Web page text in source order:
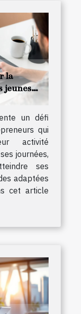
la
jeunes
un défi
qui
activité
journées,
ses
adaptées
cet article